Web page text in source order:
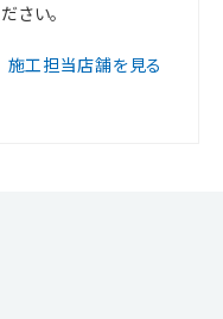
さい。
施工担当店舗を見る